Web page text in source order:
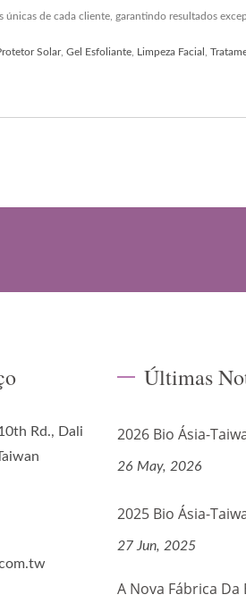
de cada cliente, garantindo resultados
Solar, Gel Esfoliante Limpeza Facial
Rd., Dali
Últimas
2026 Bio Ásia-
26 May, 2026
2025 Bio Ásia-
27 Jun, 2025
A Nova Fábrica Da